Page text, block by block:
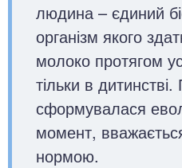
людина – єдиний
організм якого
молоко протягом
тільки в
сформувалася
момент,
нормою.